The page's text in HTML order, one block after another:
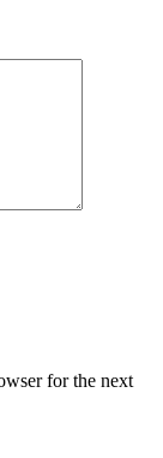
for the next